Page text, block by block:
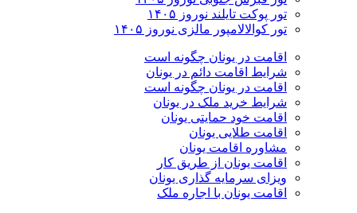
تور پوکت تایلند نوروز ۱۴۰۵
تور کوالالامپور مالزی نوروز ۱۴۰۵
اقامت در یونان چگونه است
شرایط اقامت دائم در یونان
اقامت در یونان چگونه است
شرایط خرید ملک در یونان
اقامت خود حمایتی یونان
اقامت طلایی یونان
مشاوره اقامت یونان
اقامت یونان از طریق کار
ویزای سرمایه گذاری یونان
اقامت یونان با اجاره ملک